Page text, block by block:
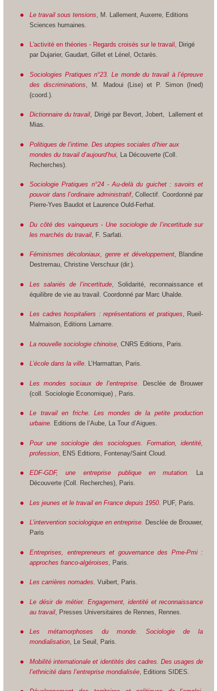
Le travail sous tensions , M. Lallement, Auxerre, Editions
Sciences humaines.
L'activité en théories - Regards croisés sur le travail, Dirigé
par Dujarier, Gaudart, Gillet et Lénel, Octarès.
Sociologies Pratiques n°23. Le monde du travail à l’épreuve
des discriminations , M. Madoui (Lise) et P. Simon (Ined)
(coord.).
Dictionnaire du travail, Dirigé par Bevort, Jobert, Lallement et
Mias.
Politiques de l’intime. Des utopies sociales d’hier aux
mondes du travail d’aujourd’hui,
La Découverte (Coll.
Recherches).
Sociologie Pratiques n°24 - Au-delà du guichet : savoirs et
pouvoir dans l’ordinaire administratif, Collectif. Coordonné par
Pierre-Yves Baudot et Laurence Ould-Ferhat.
Du côté des vainqueurs - Une sociologie de l’incertitude sur
les marchés du travail , F. Sarfati.
Féminismes décoloniaux, genre et développement, Blandine
Destremau, Christine Verschuur (dir.).
Les salariés de l’incertitude , Solidarité, reconnaissance et
équilibre de vie au travail. Coordonné par Marc Uhalde.
Les cadres hospitaliers : représentations et pratiques, Rueil-
Malmaison, Editions Lamarre.
La nouvelle sociologie chinoise CNRS Editions, Paris.
L’école dans la ville. L’Harmattan, Paris.
Les mondes sociaux de l’entreprise.
Desclée de Brouwer
(coll. Sociologie Economique) , Paris.
Le travail en friche. Les mondes de la petite production
urbaine. Editions de l’Aube, La Tour d’Aigues.
Pour une sociologie des sociologues. Formation, identité,
profession , ENS Editions, Fontenay/Saint Cloud.
EDF-GDF, une entreprise publique en mutation.
La
Découverte (Coll. Recherches), Paris.
Les jeunes et le travail en France depuis 1950 . PUF, Paris.
L’intervention sociologique en entreprise. Desclée de Brouwer,
Paris
Entreprises, entrepreneurs et gouvernance des Pme-Pmi :
approches franco-algéroises , Paris.
Les carrières nomades. Vuibert, Paris.
Le désir de métier. Engagement, identité et reconnaissance
au travail , Presses Universitaires de Rennes, Rennes.
Les métamorphoses du monde. Sociologie de la
mondialisation, Le Seuil, Paris.
Mobilité internationale et identités des cadres. Des usages de
l’ethnicité dans l’entreprise mondialisée , Editions SIDES.